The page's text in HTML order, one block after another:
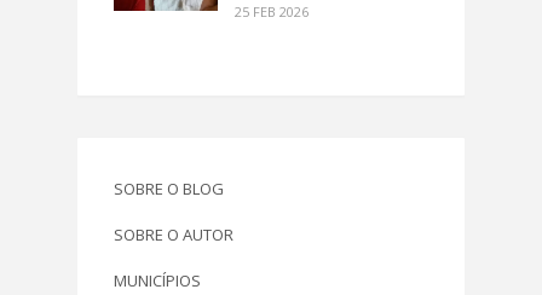
25 FEB 2026
SOBRE O BLOG
SOBRE O AUTOR
MUNICÍPIOS